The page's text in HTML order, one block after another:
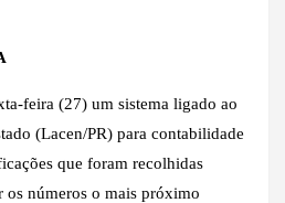
feira (27) um sistema ligado ao
(Lacen/PR) para contabilidade
que foram recolhidas
os números o mais próximo